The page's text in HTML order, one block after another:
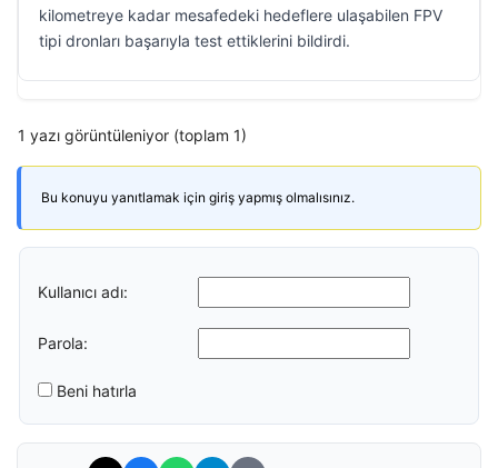
kilometreye kadar mesafedeki hedeflere ulaşabilen FPV
tipi dronları başarıyla test ettiklerini bildirdi.
1 yazı görüntüleniyor (toplam 1)
Bu konuyu yanıtlamak için giriş yapmış olmalısınız.
Kullanıcı adı:
Parola:
Beni hatırla